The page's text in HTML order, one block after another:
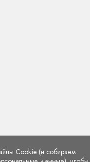
Cookie (и собираем